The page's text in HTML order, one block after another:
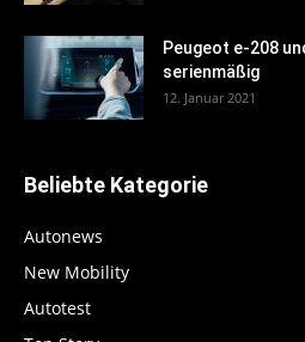
Peugeot e-208
serienmäßig
12. Januar 2021
Beliebte Kategorie
Autonews
New Mobility
Autotest